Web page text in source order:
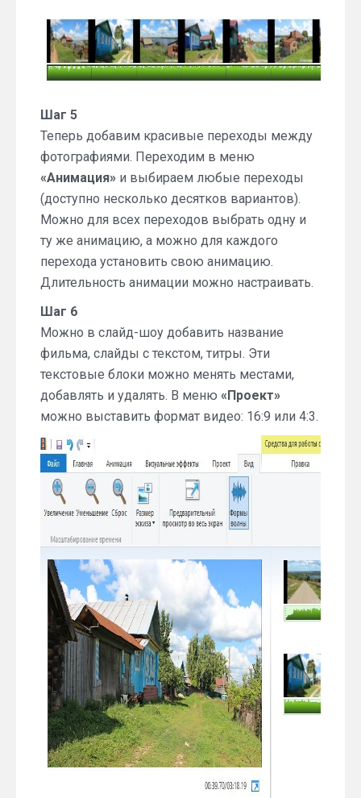
Шаг 5
Теперь добавим красивые переходы между
фотографиями. Переходим в меню
«Анимация» и выбираем любые переходы
(доступно несколько десятков вариантов).
Можно для всех переходов выбрать одну и
ту же анимацию, а можно для каждого
перехода установить свою анимацию.
Длительность анимации можно настраивать.
Шаг 6
Можно в слайд-шоу добавить название
фильма, слайды с текстом, титры. Эти
текстовые блоки можно менять местами,
добавлять и удалять. В меню «Проект»
можно выставить формат видео: 16:9 или 4:3.